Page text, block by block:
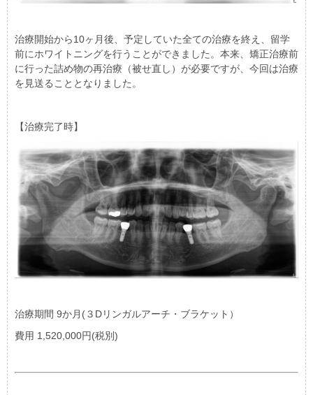
治療開始から10ヶ月後、予定していた全ての治療を終え、留学
前にホワイトニングを行うことができました。本来、矯正治療前
に行った詰め物の再治療（被せ直し）が必要ですが、今回は治療
を見送ることとなりました。
【治療完了時】
治療期間 9か月(３Dリンガルアーチ・ブラケット）
費用 1,520,000円(税別)